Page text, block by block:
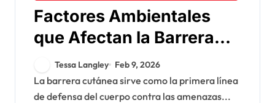
Factores Ambientales
que Afectan la Barrera
Cutánea: Contaminación,
Clima, UV
Tessa Langley Feb 9, 2026
La barrera cutánea sirve como la primera línea
de defensa del cuerpo contra las amenazas...